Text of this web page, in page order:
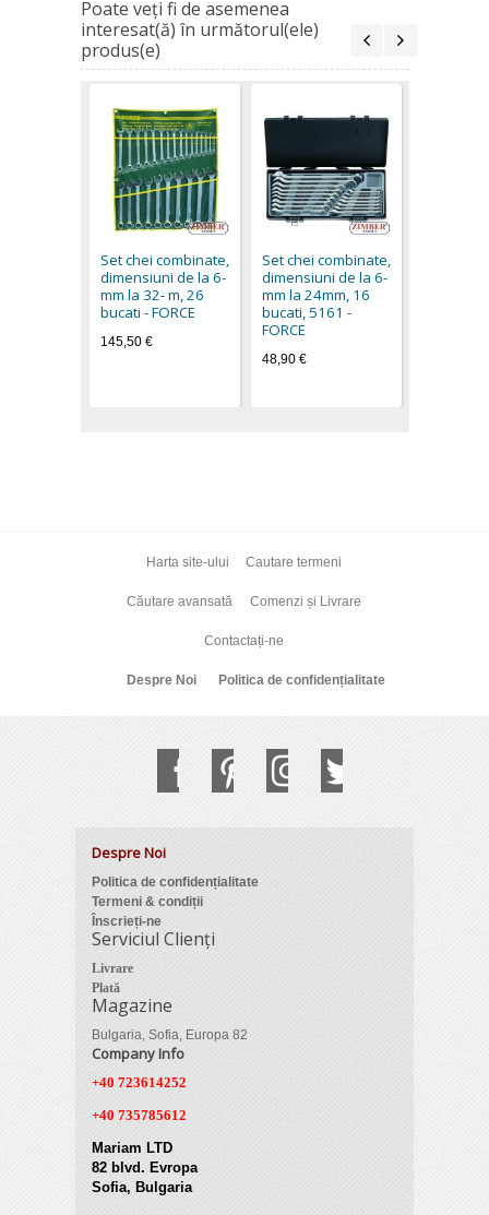
Poate veţi fi de asemenea
interesat(ă) în următorul(ele)
produs(e)
Set chei combinate,
dimensiuni de la 6-
mm la 32- m, 26
bucati - FORCE
145,50 €
Set chei combinate,
dimensiuni de la 6-
mm la 24mm, 16
bucati, 5161 -
FORCE
48,90 €
Harta site-ului Cautare termeni
Căutare avansată Comenzi și Livrare
Contactați-ne
Despre Noi Politica de confidențialitate
Despre Noi
Politica de confidențialitate
Termeni & condiții
Înscrieți-ne
Serviciul Clienți
Livrare
Plată
Magazine
Bulgaria, Sofia, Europa 82
Company Info
+40 723614252
+40 735785612
Mariam LTD
82 blvd. Evropa
Sofia, Bulgaria